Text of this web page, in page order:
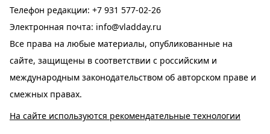
Телефон редакции: +7 931 577-02-26
Электронная почта: info@vladday.ru
Все права на любые материалы, опубликованные на
сайте, защищены в соответствии с российским и
международным законодательством об авторском праве и
смежных правах.
На сайте используются рекомендательные технологии